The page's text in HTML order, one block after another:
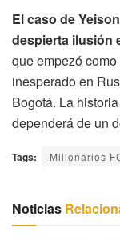
El caso de
despierta ilusión
que empezó
inesperado en
Bogotá. La
dependerá de un
Tags: Millonarios
Noticias